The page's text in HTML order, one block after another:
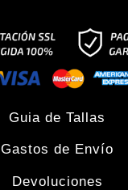
página
de
Las
Guia de Tallas
Gastos de Envío
Devoluciones